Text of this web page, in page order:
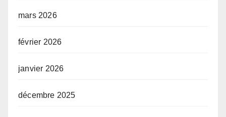
mars 2026
février 2026
janvier 2026
décembre 2025